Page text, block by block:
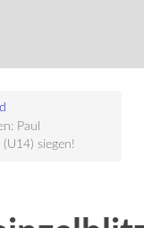
Paul
siegen!